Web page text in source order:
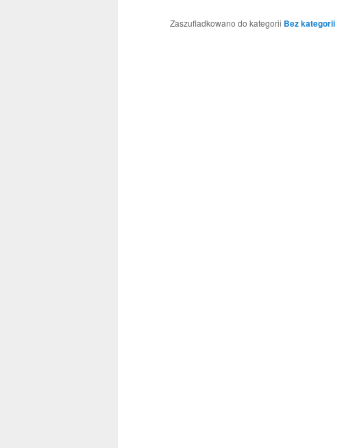
Zaszufladkowano do kategorii Bez kategorii